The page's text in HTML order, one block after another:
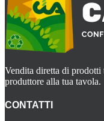
Vendita diretta di
produttore alla tua tavola.
CONTATTI